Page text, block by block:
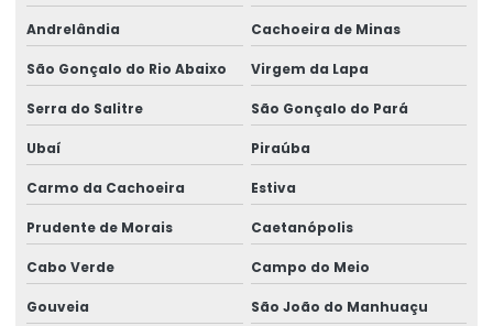
Andrelândia Cachoeira de Minas
São Gonçalo do Rio Abaixo Virgem da Lapa
Serra do Salitre São Gonçalo do Pará
Ubaí Piraúba
Carmo da Cachoeira Estiva
Prudente de Morais Caetanópolis
Cabo Verde Campo do Meio
Gouveia São João do Manhuaçu